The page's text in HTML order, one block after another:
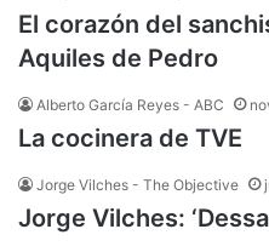
El corazón del
Aquiles de Pedro
Alberto García Reyes - ABC
La cocinera de TVE
Jorge Vilches - The Objective
Jorge Vilches: